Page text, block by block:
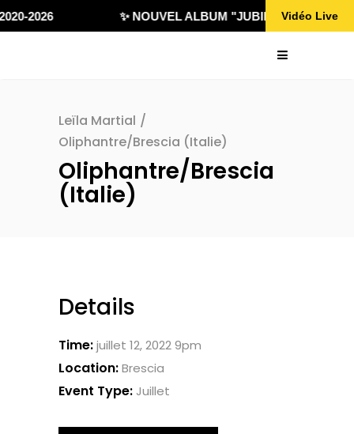
2026 ✨ NOUVEL ALBUM "JUBILÄ 432"Vidéo Live
Leïla Martial /
Oliphantre/Brescia (Italie)
Oliphantre/Brescia
(Italie)
Details
Time:juillet 12, 2022 9pm
Location:Brescia
Event Type: Juillet